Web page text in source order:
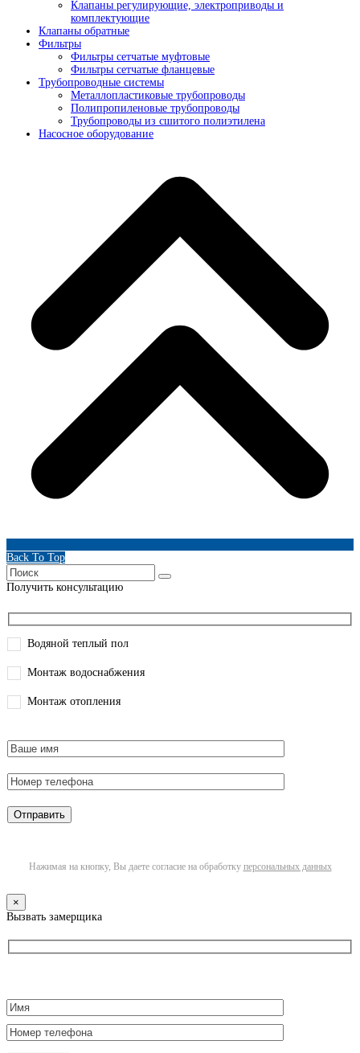
Клапаны регулирующие, электроприводы и
комплектующие
Клапаны обратные
Фильтры
Фильтры сетчатые муфтовые
Фильтры сетчатые фланцевые
Трубопроводные системы
Металлопластиковые трубопроводы
Полипропиленовые трубопроводы
Трубопроводы из сшитого полиэтилена
Насосное оборудование
Back To Top
Получить консультацию
Водяной теплый пол
Монтаж водоснабжения
Монтаж отопления
Нажимая на кнопку, Вы даете согласие на обработку персональных данных
×
Вызвать замерщика